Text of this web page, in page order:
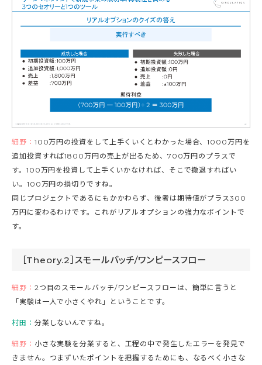
細野： 100万円の投資をして上手くいくとわかった場合、1000万円を
追加投資すれば1800万円の売上が出るため、700万円のプラスで
す。100万円を投資して上手くいかなければ、そこで撤退すればい
い。100万円の損切りですね。
同じプロジェクトであるにもかかわらず、後者は期待値がプラス300
万円に変わるわけです。これがリアルオプションの強力なポイントで
す。
［Theory.2］スモールバッチ/ワンピースフロー
細野： 2つ目のスモールバッチ/ワンピースフローは、簡単に言うと
「実験は一人で小さくやれ」ということです。
村田： 分業しないんですね。
細野： 小さな実験を分業すると、工程の中で発生したエラーを発見で
きません。つまずいたポイントを把握するためにも、なるべく小さな